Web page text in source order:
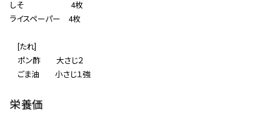
しそ 4枚
ライスペーパー 4枚
[たれ]
ポン酢 大さじ２
ごま油 小さじ１強
栄養価